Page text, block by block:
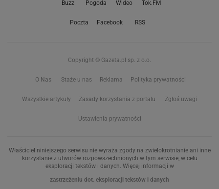
Buzz Pogoda Wideo Tok.FM
Poczta Facebook RSS
Copyright © Gazeta.pl sp. z o.o.
O Nas Staże u nas Reklama Polityka prywatności
Wszystkie artykuły Zasady korzystania z portalu Zgłoś uwagi
Ustawienia prywatności
Właściciel niniejszego serwisu nie wyraża zgody na zwielokrotnianie ani inne
korzystanie z utworów rozpowszechnionych w tym serwisie, w celu
eksploracji tekstów i danych. Więcej informacji w
zastrzeżeniu dot. eksploracji tekstów i danych